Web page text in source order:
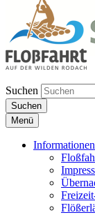
Suchen
Suchen
Menü
Informationen